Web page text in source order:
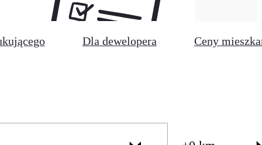
Dla dewelopera Ceny